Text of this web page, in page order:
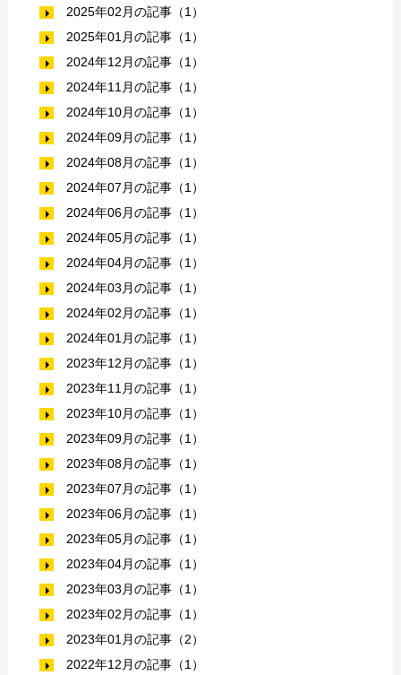
2025年02月の記事（1）
2025年01月の記事（1）
2024年12月の記事（1）
2024年11月の記事（1）
2024年10月の記事（1）
2024年09月の記事（1）
2024年08月の記事（1）
2024年07月の記事（1）
2024年06月の記事（1）
2024年05月の記事（1）
2024年04月の記事（1）
2024年03月の記事（1）
2024年02月の記事（1）
2024年01月の記事（1）
2023年12月の記事（1）
2023年11月の記事（1）
2023年10月の記事（1）
2023年09月の記事（1）
2023年08月の記事（1）
2023年07月の記事（1）
2023年06月の記事（1）
2023年05月の記事（1）
2023年04月の記事（1）
2023年03月の記事（1）
2023年02月の記事（1）
2023年01月の記事（2）
2022年12月の記事（1）